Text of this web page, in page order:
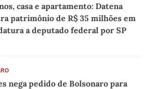
casa e apartamento: Datena
patrimônio de R$ 35 milhões em
a deputado federal por SP
nega pedido de Bolsonaro para